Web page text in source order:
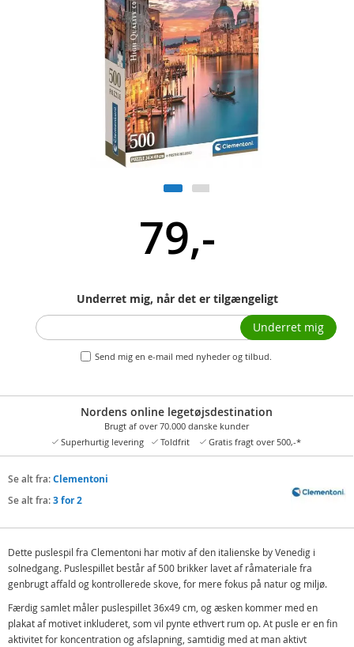
79,-
Underret mig, når det er tilgængeligt
Send mig en e-mail med nyheder og tilbud.
Underret mig
Nordens online legetøjsdestination
Brugt af over 70.000 danske kunder
Superhurtig levering
Toldfrit Gratis fragt over 500,-*
Se alt fra:Clementoni
Se alt fra:3 for 2
Dette puslespil fra Clementoni har motiv af den italienske by Venedig i
solnedgang. Puslespillet består af 500 brikker lavet af råmateriale fra
genbrugt affald og kontrollerede skove, for mere fokus på natur og miljø.
Færdig samlet måler puslespillet 36x49 cm, og æsken kommer med en
plakat af motivet inkluderet, som vil pynte ethvert rum op. At pusle er en fin
aktivitet for koncentration og afslapning, samtidig med at man aktivt